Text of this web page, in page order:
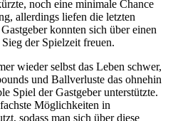
noch eine minimale Chance
allerdings liefen die letzten
konnten sich über einen
der Spielzeit freuen.
wieder selbst das Leben schwer,
und Ballverluste das ohnehin
Spiel der Gastgeber unterstützte.
Möglichkeiten in
sodass man sich über diese